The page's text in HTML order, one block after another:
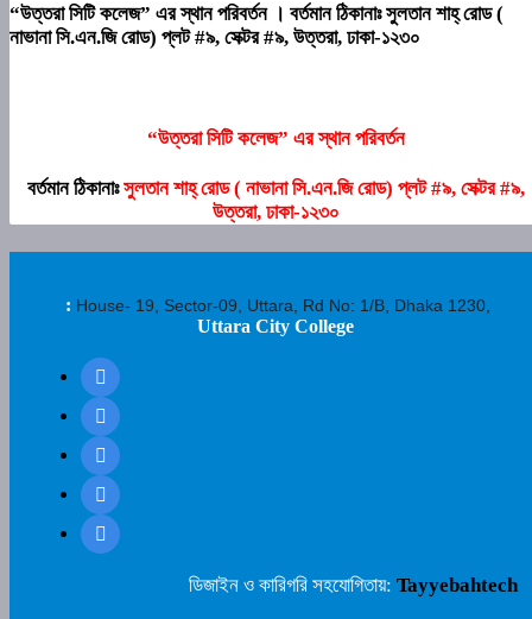
“উত্তরা সিটি কলেজ” এর স্থান পরিবর্তন । বর্তমান ঠিকানাঃ সুলতান শাহ্‌ রোড (
নাভানা সি.এন.জি রোড) প্লট #৯, সেক্টর #৯, উত্তরা, ঢাকা-১২৩০
“উত্তরা সিটি কলেজ” এর স্থান পরিবর্তন
বর্তমান ঠিকানাঃসুলতান শাহ্‌ রোড ( নাভানা সি.এন.জি রোড) প্লট #৯, সেক্টর #৯,
উত্তরা, ঢাকা-১২৩০
: House- 19, Sector-09, Uttara, Rd No: 1/B, Dhaka 1230,
Uttara City College
ডিজাইন ও কারিগরি সহযোগিতায়: Tayyebahtech